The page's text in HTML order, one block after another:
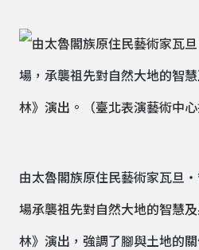
由太魯閣族原住民藝術家瓦旦‧
場承襲祖先對自然大地的智慧
林》演出，強調了腳與土地的